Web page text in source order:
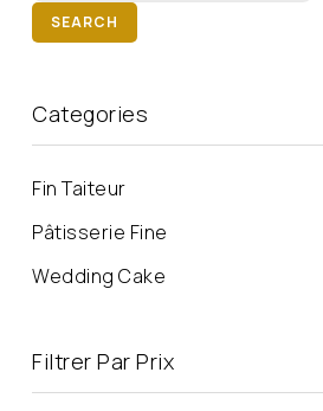
SEARCH
Categories
Fin Taiteur
Pâtisserie Fine
Wedding Cake
Filtrer Par Prix